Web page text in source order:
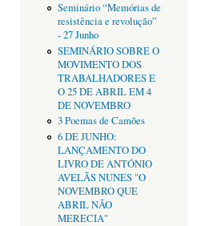
Seminário “Memórias de
resistência e revolução”
- 27 Junho
SEMINÁRIO SOBRE O
MOVIMENTO DOS
TRABALHADORES E
O 25 DE ABRIL EM 4
DE NOVEMBRO
3 Poemas de Camões
6 DE JUNHO:
LANÇAMENTO DO
LIVRO DE ANTÓNIO
AVELÃS NUNES "O
NOVEMBRO QUE
ABRIL NÃO
MERECIA"